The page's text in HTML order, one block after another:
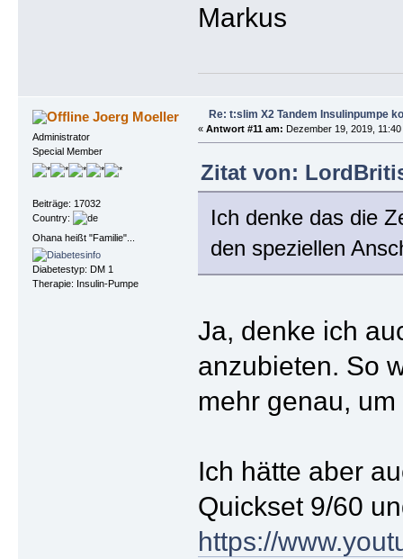
Markus
Joerg Moeller
Administrator
Special Member
Beiträge: 17032
Country:
Ohana heißt "Familie"...
Diabetestyp: DM 1
Therapie: Insulin-Pumpe
Re: t:slim X2 Tandem Insulinpumpe
« Antwort #11 am: Dezember 19, 2019, 11:40
Zitat von:
Ich denke das die
den speziellen
Ja, denke ich
anzubieten. So
mehr genau,
Ich hätte aber
Quickset 9/60
https://